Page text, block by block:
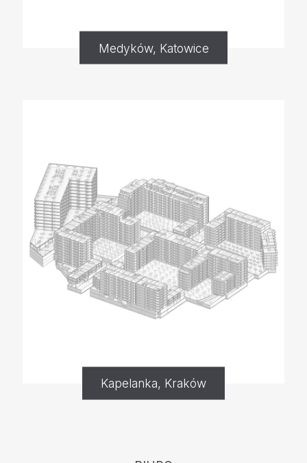
Medyków, Katowice
Kapelanka, Kraków